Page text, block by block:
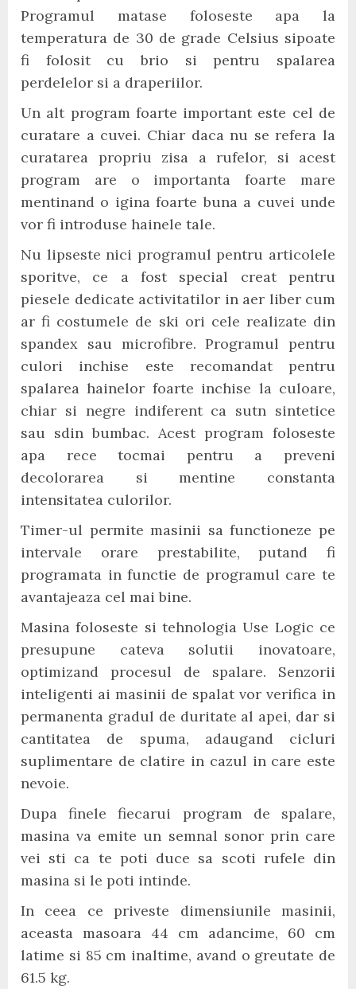
Programul matase foloseste apa la
temperatura de 30 de grade Celsius sipoate
fi folosit cu brio si pentru spalarea
perdelelor si a draperiilor.
Un alt program foarte important este cel de
curatare a cuvei. Chiar daca nu se refera la
curatarea propriu zisa a rufelor, si acest
program are o importanta foarte mare
mentinand o igina foarte buna a cuvei unde
vor fi introduse hainele tale.
Nu lipseste nici programul pentru articolele
sporitve, ce a fost special creat pentru
piesele dedicate activitatilor in aer liber cum
ar fi costumele de ski ori cele realizate din
spandex sau microfibre. Programul pentru
culori inchise este recomandat pentru
spalarea hainelor foarte inchise la culoare,
chiar si negre indiferent ca sutn sintetice
sau sdin bumbac. Acest program foloseste
apa rece tocmai pentru a preveni
decolorarea si mentine constanta
intensitatea culorilor.
Timer-ul permite masinii sa functioneze pe
intervale orare prestabilite, putand fi
programata in functie de programul care te
avantajeaza cel mai bine.
Masina foloseste si tehnologia Use Logic ce
presupune cateva solutii inovatoare,
optimizand procesul de spalare. Senzorii
inteligenti ai masinii de spalat vor verifica in
permanenta gradul de duritate al apei, dar si
cantitatea de spuma, adaugand cicluri
suplimentare de clatire in cazul in care este
nevoie.
Dupa finele fiecarui program de spalare,
masina va emite un semnal sonor prin care
vei sti ca te poti duce sa scoti rufele din
masina si le poti intinde.
In ceea ce priveste dimensiunile masinii,
aceasta masoara 44 cm adancime, 60 cm
latime si 85 cm inaltime, avand o greutate de
61.5 kg.